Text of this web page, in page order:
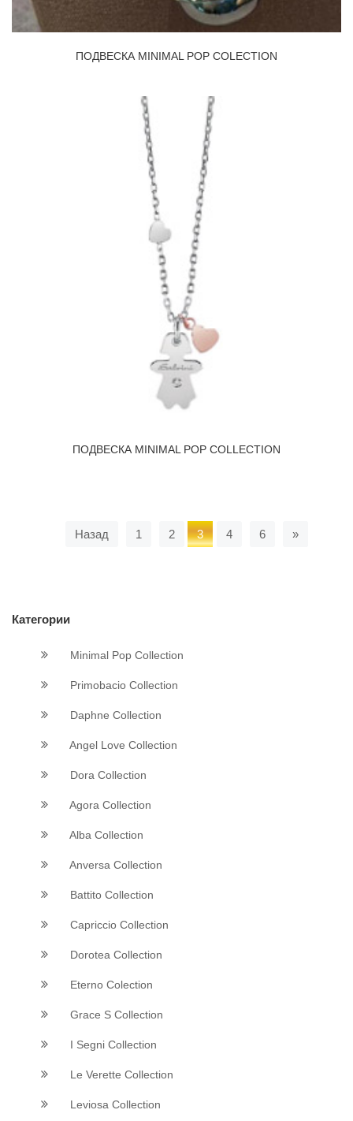
ПОДВЕСКА MINIMAL POP COLECTION
ПОДВЕСКА MINIMAL POP COLLECTION
Назад 1 2 3 4 6 »Вперед
Категории
Minimal Pop Collection
Primobacio Collection
Daphne Collection
Angel Love Collection
Dora Collection
Agora Collection
Alba Collection
Anversa Collection
Battito Collection
Capriccio Collection
Dorotea Collection
Eterno Colection
Grace S Collection
I Segni Collection
Le Verette Collection
Leviosa Collection